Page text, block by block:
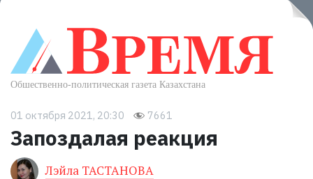
01 октября 2021, 20:30 7661
Запоздалая реакция
Лэйла ТАСТАНОВА